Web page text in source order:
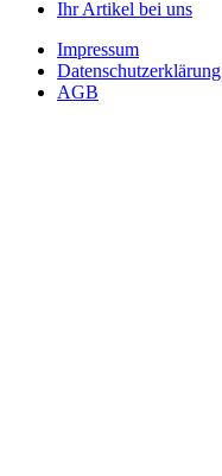
Ihr Artikel bei uns
Impressum
Datenschutzerklärung
AGB